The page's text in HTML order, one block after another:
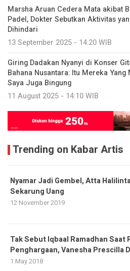
Marsha Aruan Cedera Mata akibat
Padel, Dokter Sebutkan Aktivitas
Dihindari
13 September 2025 - 14:20 WIB
Giring Dadakan Nyanyi di Konser
Bahana Nusantara: Itu Mereka Yang
Saya Juga Bingung
11 August 2025 - 14:10 WIB
Trending on Kabar Artis
Nyamar Jadi Gembel, Atta
Sekarung Uang
12 November 2019
Tak Sebut Iqbaal Ramadhan Saat
Penghargaan, Vanesha Prescilla
1 May 2018